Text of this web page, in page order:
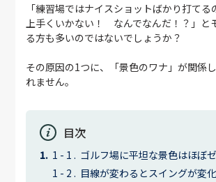
「練習場ではナイスショットばかり打てる
上手くいかない！ なんでなんだ！？」と
る方も多いのではないでしょうか？
その原因の1つに、「景色のワナ」が関係
れません。
目次
ゴルフ場に平坦な景色はほぼ
目線が変わるとスイングが変